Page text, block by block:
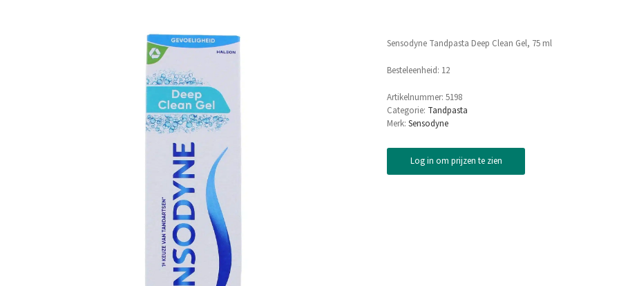
Sensodyne Tandpasta Deep Clean Gel, 75 ml
Besteleenheid: 12
Artikelnummer: 5198
Categorie: Tandpasta
Merk: Sensodyne
Log in om prijzen te zien